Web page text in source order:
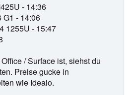
- 14:36
G1 - 14:06
1255U - 15:47
/ Surface ist, siehst du
Preise gucke in
wie Idealo.